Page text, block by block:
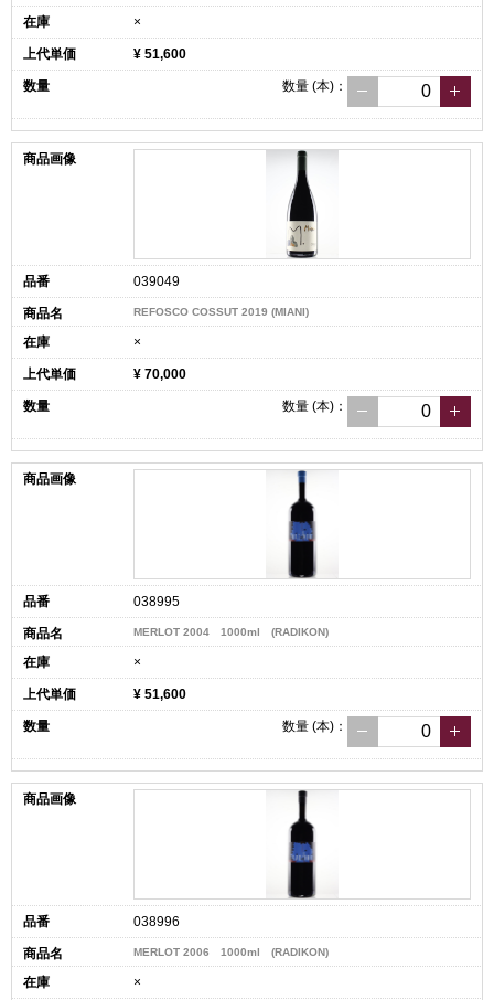
×
¥ 51,600
数量 (本) ：
039049
REFOSCO COSSUT 2019 (MIANI)
×
¥ 70,000
数量 (本) ：
038995
MERLOT 2004 1000ml (RADIKON)
×
¥ 51,600
数量 (本) ：
038996
MERLOT 2006 1000ml (RADIKON)
×